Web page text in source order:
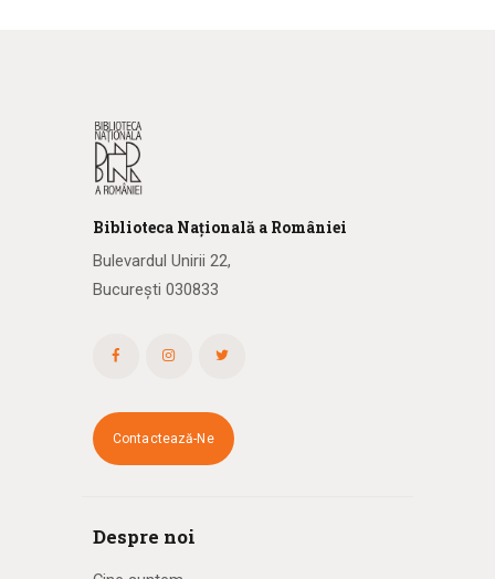
Biblioteca Națională a României
Bulevardul Unirii 22,
București 030833
Contactează-Ne
Despre noi